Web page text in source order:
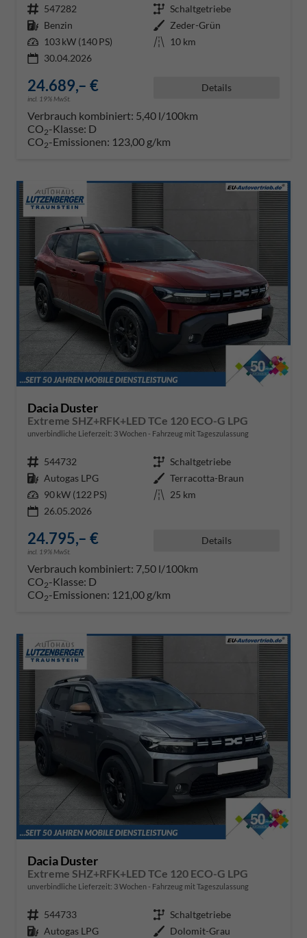
Fahrzeugnr. 547282 Getriebe Schaltgetriebe
Kraftstoff Benzin Außenfarbe Zeder-Grün
Leistung 103 kW (140 PS) Kilometerstand 10 km
30.04.2026
24.689,– €
incl. 19% MwSt.
Details
Verbrauch kombiniert: 5,40 l/100km
CO2-Klasse: D
CO2-Emissionen: 123,00 g/km
Dacia Duster
Extreme SHZ+RFK+LED TCe 120 ECO-G LPG
unverbindliche Lieferzeit: 3 Wochen Fahrzeug mit Tageszulassung
Fahrzeugnr. 544732 Getriebe Schaltgetriebe
Kraftstoff Autogas LPG Außenfarbe Terracotta-Braun
Leistung 90 kW (122 PS) Kilometerstand 25 km
26.05.2026
24.795,– €
incl. 19% MwSt.
Details
Verbrauch kombiniert: 7,50 l/100km
CO2-Klasse: D
CO2-Emissionen: 121,00 g/km
Dacia Duster
Extreme SHZ+RFK+LED TCe 120 ECO-G LPG
unverbindliche Lieferzeit: 3 Wochen Fahrzeug mit Tageszulassung
Fahrzeugnr. 544733 Getriebe Schaltgetriebe
Kraftstoff Autogas LPG Außenfarbe Dolomit-Grau